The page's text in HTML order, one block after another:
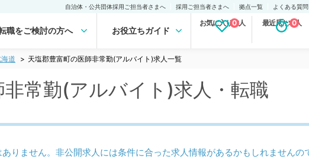
自治体・公共団体採用ご担当者さまへ 採用ご担当者さまへ 拠点一覧 よくある質問
職をご検討の方へ お役立ちガイド
お気に入り求人
0 最近見た求人
0
道 天塩郡豊富町の医師非常勤(アルバイト)求人一覧
常勤(アルバイト)求人・転職
りません。非公開求人には条件に合った求人情報があるかもしれませんの